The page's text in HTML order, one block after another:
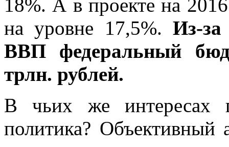
18%. А в проекте на
на уровне 17,5%. Из-
ВВП федеральный
трлн. рублей.
В чьих же интересах
политика? Объективный